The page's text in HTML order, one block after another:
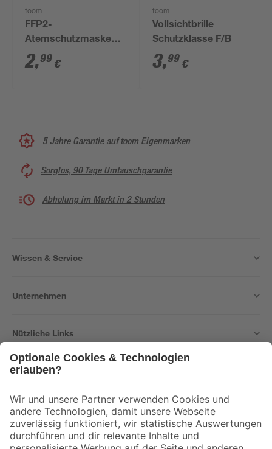
toom
FFP2-
Atemschutzmaske
mit Ventil, 1 Stück
2,99 €
toom
Vollsichtbrille
Schutzklasse F/B
3,99 €
5 Jahre Garantie auf toom Eigenmarken
Sorglos, 90 Tage Umtauschgarantie
Abholung im Markt in 2 Stunden
Wissen & Service
Unternehmen
Nützliche Links
Der toom Newsletter: Keine Angebote und Aktionen mehr verpassen!
Zur Newsletter Anmeldung